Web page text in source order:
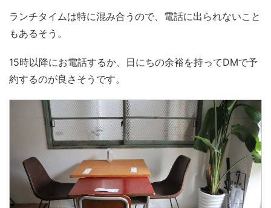
ランチタイムは特に混み合うので、電話に出られないこと
もあるそう。
15時以降にお電話するか、日にちの余裕を持ってDMで予
約するのが良さそうです。